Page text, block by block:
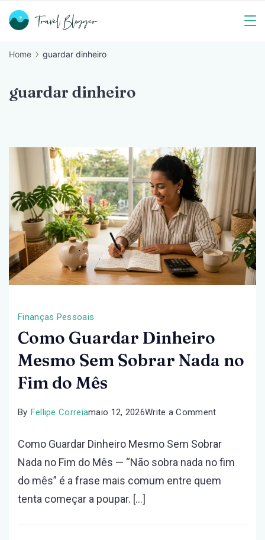
Skip
Blogger
Home guardar dinheiro
guardar dinheiro
Finanças Pessoais
Como Guardar Dinheiro
Mesmo Sem Sobrar Nada no
Fim do Mês
By Fellipe Correiamaio 12, 2026Write a Commenton
Guardar
Dinheiro
Mesmo
Como Guardar Dinheiro Mesmo Sem Sobrar
Nada no Fim do Mês — “Não sobra nada no fim
do mês” é a frase mais comum entre quem
tenta começar a poupar. […]